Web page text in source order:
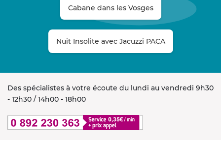
Cabane dans les Vosges
Nuit Insolite avec Jacuzzi PACA
Des spécialistes à votre écoute du lundi au vendredi 9h30
- 12h30 / 14h00 - 18h00